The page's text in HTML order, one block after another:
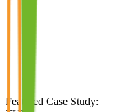
Featured Case Study: